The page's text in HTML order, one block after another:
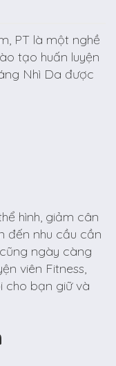
PT là một nghề
tạo huấn luyện
Nhì Da được
hình, giảm cân
đến nhu cầu cần
cũng ngày càng
viên Fitness,
cho bạn giữ và